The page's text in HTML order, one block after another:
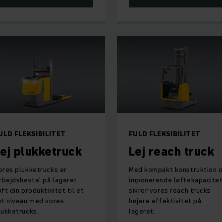
FLEKSIBILITET
plukketruck
plukketrucks er
på lageret.
din produktivitet til et
niveau med vores
FULD FLEKSIBILITET
Lej reach truck
Med kompakt konstruktion
imponerende
sikrer vores reach trucks
højere effektivitet på
lageret.